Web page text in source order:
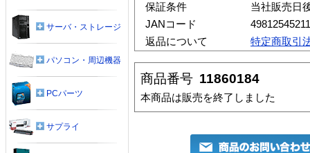
保証条件
当社販売日
JANコード
返品について
特定商取引
商品番号 11860184
本商品は販売を終了しました
サーバ・ストレージ
パソコン・周辺機器
PCパーツ
サプライ